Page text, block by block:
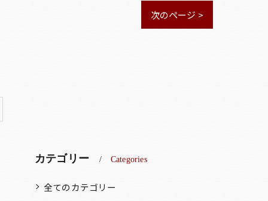
次のページ >
カテゴリー Categories
全てのカテゴリー